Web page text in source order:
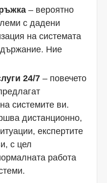
– вероятно
с дадени
на системата
Ние
24/7 – повечето
системите ви.
дистанционно,
експертите
с цел
работа